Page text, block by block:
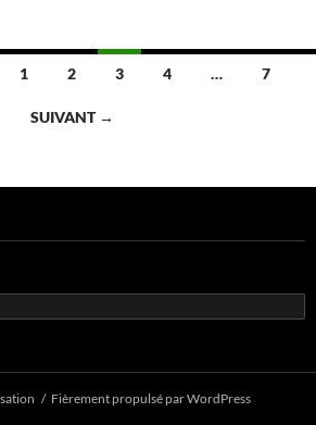
1 2 3 4 … 7
SUIVANT →
Fièrement propulsé par WordPress